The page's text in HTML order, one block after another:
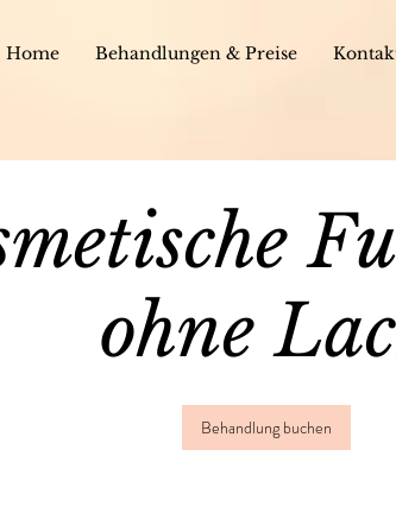
Home Behandlungen & Preise
ohne
Behandlung buchen